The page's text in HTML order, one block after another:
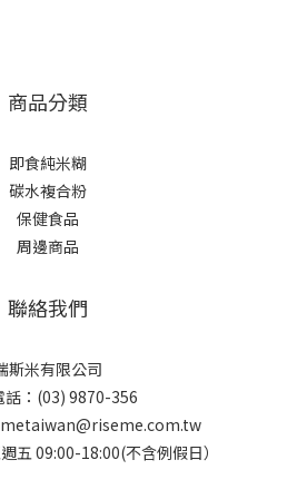
商品分類
即食純米糊
碳水複合粉
保健食品
周邊商品
聯絡我們
斯米有限公司
話：(03) 9870-356
五 09:00-18:00(不含例假日）